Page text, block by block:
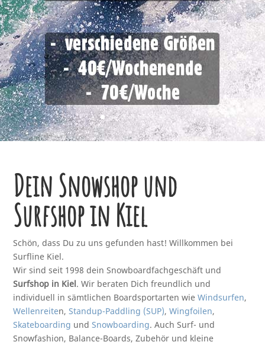
Dein Snowshop und
Surfshop in Kiel
Schön, dass Du zu uns gefunden hast! Willkommen bei
Surfline Kiel.
Wir sind seit 1998 dein Snowboardfachgeschäft und
Surfshop in Kiel. Wir beraten Dich freundlich und
individuell in sämtlichen Boardsportarten wieWindsurfen,
Wellenreiten,Standup-Paddling (SUP),Wingfoilen,
Skateboarding undSnowboarding. Auch Surf- und
Snowfashion, Balance-Boards, Zubehör und kleine